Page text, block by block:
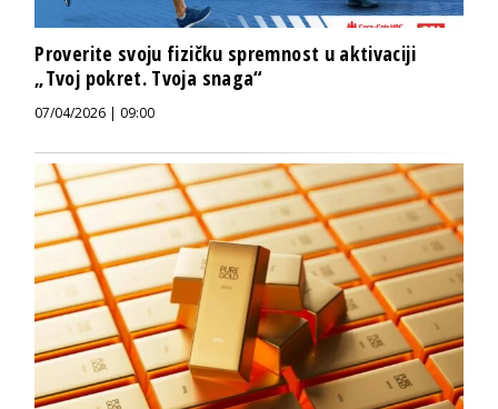
Proverite svoju fizičku spremnost u aktivaciji
„Tvoj pokret. Tvoja snaga“
07/04/2026 | 09:00